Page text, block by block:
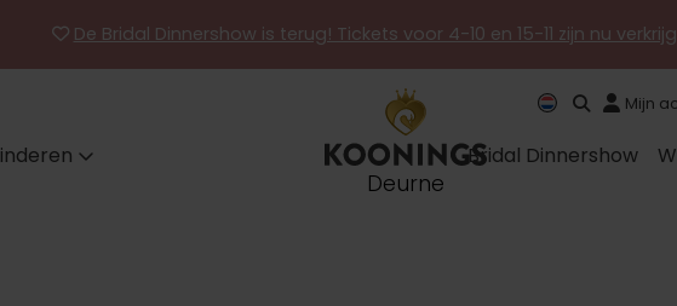
De Bridal Dinnershow is terug! Tickets voor 4-10 en 15-11 zijn nu
Deurne
Mijn
Bridal Dinnershow